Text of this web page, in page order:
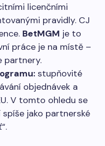
licenčními
pravidly. CJ
BetMGM je to
práce je na místě –
partnery.
stupňovité
objednávek a
V tomto ohledu se
jako partnerské